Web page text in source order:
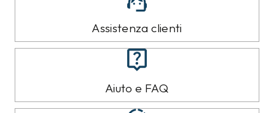
Assistenza clienti
Aiuto e FAQ